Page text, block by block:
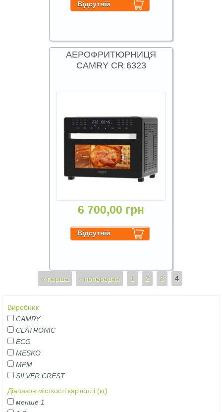
АЕРОФРИТЮРНИЦЯ
CAMRY CR 6323
6 700,00 грн
Сторінки
« перша ‹ попередня 1 2 3 4
Виробник
CAMRY
CLATRONIC
ECG
MESKO
MPM
SILVER CREST
Діапазон місткості картоплі (кг)
менше 1